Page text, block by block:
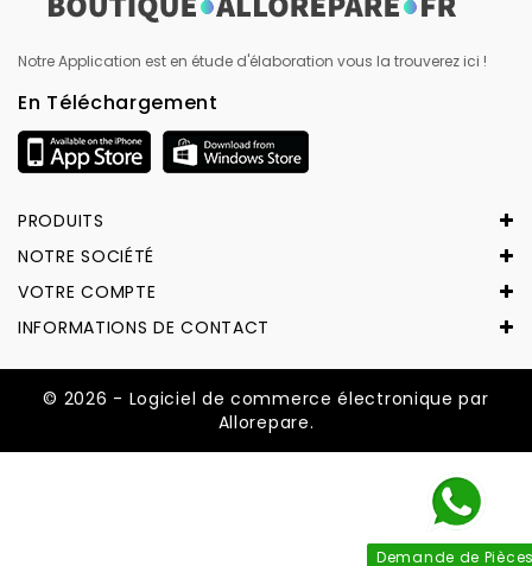
Notre Application est en étude d'élaboration vous la trouverez ici !
En Téléchargement
PRODUITS
NOTRE SOCIÉTÉ
VOTRE COMPTE
INFORMATIONS DE CONTACT
Demande de
© 2026 - Logiciel de commerce électronique par
Allorepare.